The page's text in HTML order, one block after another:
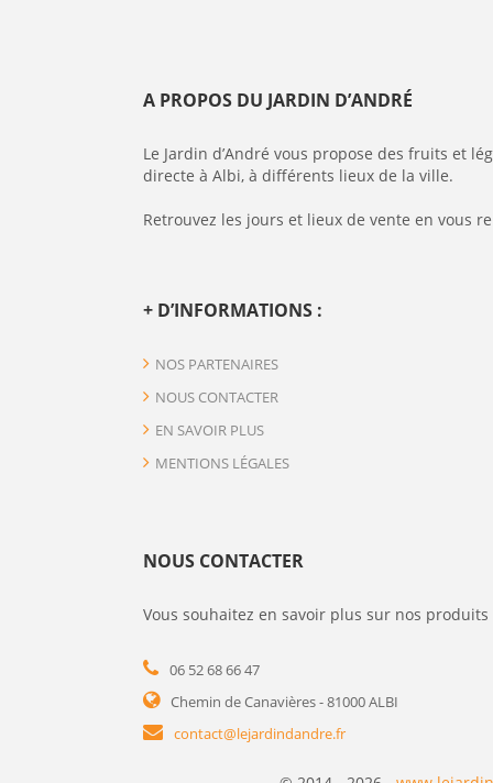
A PROPOS DU JARDIN D’ANDRÉ
Le Jardin d’André vous propose des fruits et
directe à Albi, à différents lieux de la ville.
Retrouvez les jours et lieux de vente en vous
+ D’INFORMATIONS :
NOS PARTENAIRES
NOUS CONTACTER
EN SAVOIR PLUS
MENTIONS LÉGALES
NOUS CONTACTER
Vous souhaitez en savoir plus sur nos
06 52 68 66 47
Chemin de Canavières - 81000 ALBI
contact@lejardindandre.fr